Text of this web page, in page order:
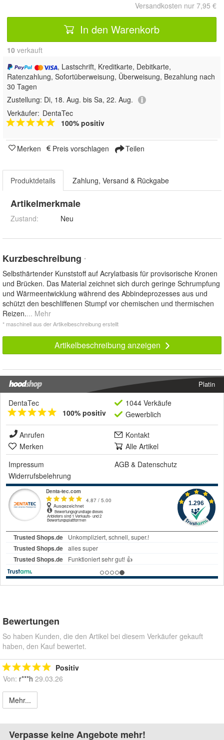
Versandkosten nur 7,95 €
In den Warenkorb
10 verkauft
, Lastschrift, Kreditkarte, Debitkarte,
Ratenzahlung, Sofortüberweisung, Überweisung, Bezahlung nach
30 Tagen
Zustellung: Di, 18. Aug. bis Sa, 22. Aug.
Verkäufer: DentaTec
100% positiv
Merken Preis vorschlagen Teilen
Produktdetails Zahlung, Versand & Rückgabe
Artikelmerkmale
Zustand: Neu
Kurzbeschreibung *
Selbsthärtender Kunststoff auf Acrylatbasis für provisorische Kronen
und Brücken. Das Material zeichnet sich durch geringe Schrumpfung
und Wärmeentwicklung während des Abbindeprozesses aus und
schützt den beschliffenen Stumpf vor chemischen und thermischen
Reizen.... Mehr
* maschinell aus der Artikelbeschreibung erstellt
Artikelbeschreibung anzeigen
Platin
DentaTec
100% positiv
1044 Verkäufe
Gewerblich
Anrufen
Kontakt
Merken
Alle Artikel
Impressum
AGB & Datenschutz
Widerrufsbelehrung
Bewertungen
So haben Kunden, die den Artikel bei diesem Verkäufer gekauft
haben, den Kauf bewertet.
Positiv
Von: r***h 29.03.26
Mehr...
Verpasse keine Angebote mehr!